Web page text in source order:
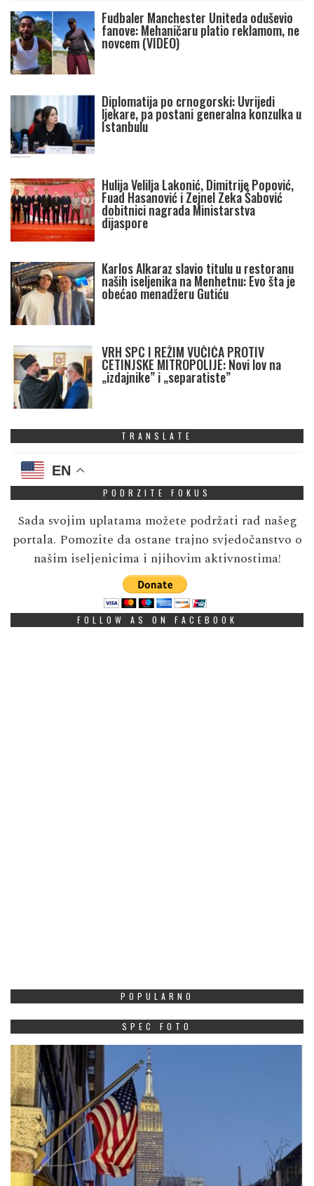
Fudbaler Manchester Uniteda oduševio
fanove: Mehaničaru platio reklamom, ne
novcem (VIDEO)
Diplomatija po crnogorski: Uvrijedi
ljekare, pa postani generalna konzulka u
Istanbulu
Hulija Velilja Lakonić, Dimitrije Popović,
Fuad Hasanović i Zejnel Zeka Šabović
dobitnici nagrada Ministarstva
dijaspore
Karlos Alkaraz slavio titulu u restoranu
naših iseljenika na Menhetnu: Evo šta je
obećao menadžeru Gutiću
VRH SPC I REŽIM VUČIĆA PROTIV
CETINJSKE MITROPOLIJE: Novi lov na
„izdajnike” i „separatiste”
TRANSLATE
EN
PODRZITE FOKUS
Sada svojim uplatama možete podržati rad našeg
portala. Pomozite da ostane trajno svjedočanstvo o
našim iseljenicima i njihovim aktivnostima!
FOLLOW AS ON FACEBOOK
POPULARNO
SPEC FOTO